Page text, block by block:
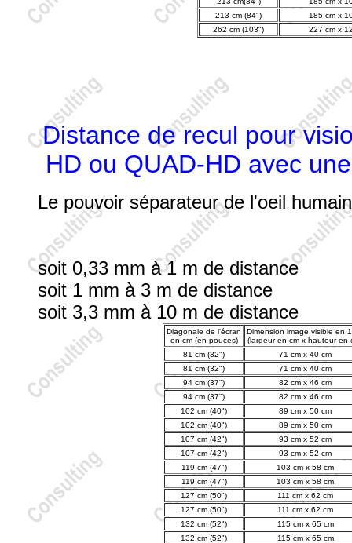
213 cm (84")
185 cm x
262 cm (103")
227 cm x
Distance de recul pour
HD ou QUAD-HD avec
Le pouvoir séparateur de l'oeil
soit 0,33 mm à 1 m de distance
soit 1 mm à 3 m de distance
soit 3,3 mm à 10 m de distance
Diagonale de l'écran
en cm (en pouces)
Dimension image visible en
(largeur en cm x hauteur en
81 cm (32")
71 cm x 40 cm
81 cm (32")
71 cm x 40 cm
94 cm (37")
82 cm x 46 cm
94 cm (37")
82 cm x 46 cm
102 cm (40")
89 cm x 50 cm
102 cm (40")
89 cm x 50 cm
107 cm (42")
93 cm x 52 cm
107 cm (42")
93 cm x 52 cm
119 cm (47")
103 cm x 58 cm
119 cm (47")
103 cm x 58 cm
127 cm (50")
111 cm x 62 cm
127 cm (50")
111 cm x 62 cm
132 cm (52")
115 cm x 65 cm
132 cm (52")
115 cm x 65 cm